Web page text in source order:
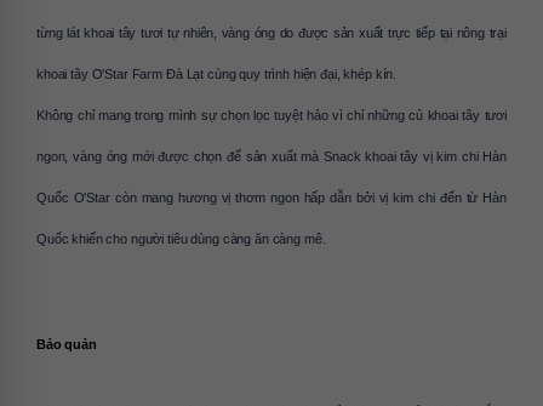
từng lát khoai tây tươi tự nhiên, vàng óng do được sản xuất trực tiếp tại nông trại
khoai tây O'Star Farm Đà Lạt cùng quy trình hiện đại, khép kín.
Không chỉ mang trong mình sự chọn lọc tuyệt hảo vì chỉ những củ khoai tây tươi
ngon, vàng óng mới được chọn để sản xuất mà Snack khoai tây vị kim chi Hàn
Quốc O'Star còn mang hương vị thơm ngon hấp dẫn bởi vị kim chi đến từ Hàn
Quốc khiến cho người tiêu dùng càng ăn càng mê.
Bảo quản